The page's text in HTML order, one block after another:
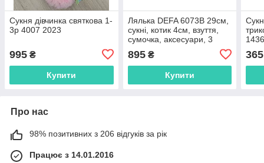
Сукня дівчинка святкова 1-
3р 4007 2023
995 ₴
Купити
Лялька DEFA 6073B 29см,
сукні, котик 4см, взуття,
сумочка, аксесуари, 3
895₴
Купити
365
Про нас
98% позитивних з 206 відгуків за рік
Працює з 14.01.2016